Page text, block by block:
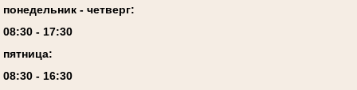
понедельник - четверг:
08:30 - 17:30
пятница:
08:30 - 16:30